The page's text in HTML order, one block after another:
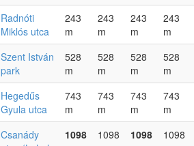
Radnóti
Miklós utca
243
m
243
m
243
m
243
m
Szent István
park
528
m
528
m
528
m
528
m
Hegedűs
Gyula utca
743
m
743
m
743
m
743
m
Csanády
1098
1098
1098
1098